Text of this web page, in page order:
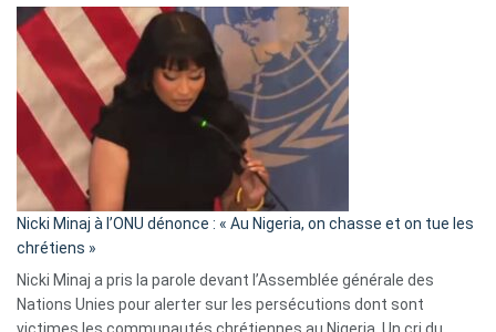
Tegnér
exulte
:
« Zemmour
a
tout
parle
ses
tripes »
Nicki Minaj à l’ONU dénonce : « Au Nigeria, on chasse et on tue les
chrétiens »
Nicki Minaj a pris la parole devant l’Assemblée générale des
Nations Unies pour alerter sur les persécutions dont sont